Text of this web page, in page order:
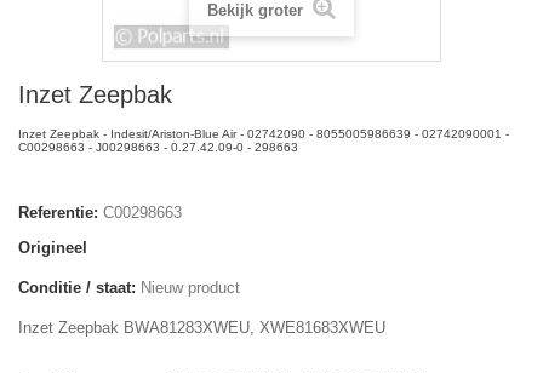
Bekijk groter
Inzet Zeepbak
Inzet Zeepbak - Indesit/Ariston-Blue Air - 02742090 - 8055005986639 - 02742090001 -
C00298663 - J00298663 - 0.27.42.09-0 - 298663
Referentie: C00298663
Origineel
Conditie / staat: Nieuw product
Inzet Zeepbak BWA81283XWEU, XWE81683XWEU